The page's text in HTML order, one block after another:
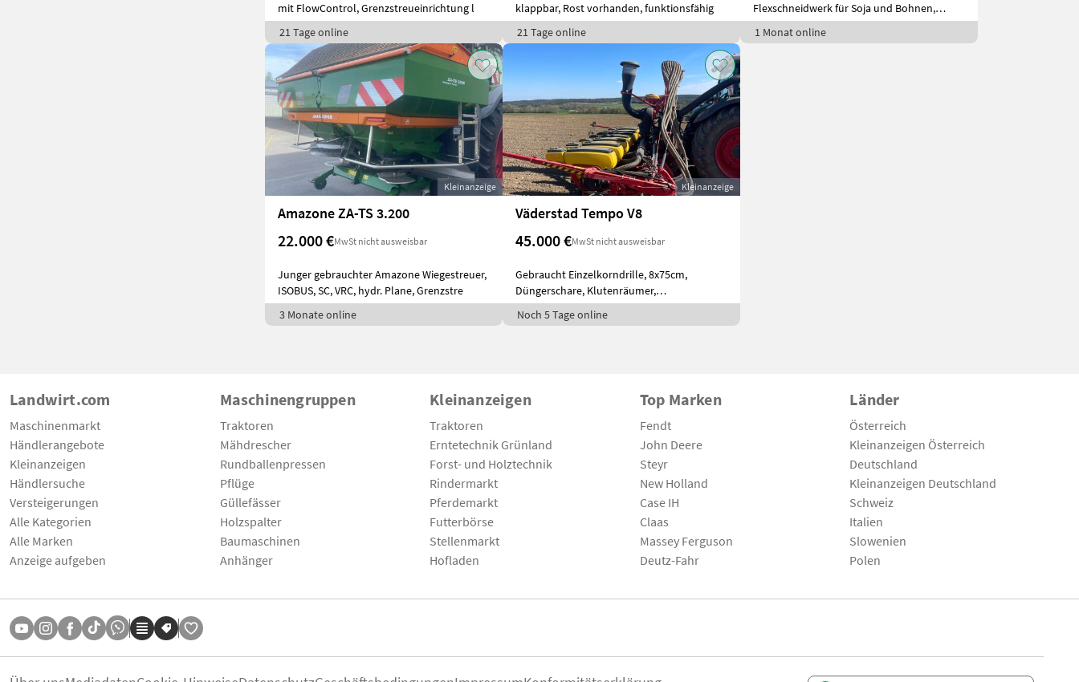
mit FlowControl, Grenzstreueinrichtung l
21 Tage online
klappbar, Rost vorhanden, funktionsfähig
21 Tage online
Flexschneidwerk für Soja und Bohnen,
Klappen ohn
1 Monat online
Kleinanzeige
Amazone ZA-TS 3.200
22.000 €MwSt nicht ausweisbar
Junger gebrauchter Amazone Wiegestreuer,
ISOBUS, SC, VRC, hydr. Plane, Grenzstre
3 Monate online
Kleinanzeige
Väderstad Tempo V8
45.000 €MwSt nicht ausweisbar
Gebraucht Einzelkorndrille, 8x75cm,
Düngerschare, Klutenräumer,
Granulatstreuer,
Noch 5 Tage online
Landwirt.com
Maschinenmarkt
Händlerangebote
Kleinanzeigen
Händlersuche
Versteigerungen
Alle Kategorien
Alle Marken
Anzeige aufgeben
Maschinengruppen
Traktoren
Mähdrescher
Rundballenpressen
Pflüge
Güllefässer
Holzspalter
Baumaschinen
Anhänger
Kleinanzeigen
Traktoren
Erntetechnik Grünland
Forst- und Holztechnik
Rindermarkt
Pferdemarkt
Futterbörse
Stellenmarkt
Hofladen
Top Marken
Fendt
John Deere
Steyr
New Holland
Case IH
Claas
Massey Ferguson
Deutz-Fahr
Länder
Österreich
Kleinanzeigen Österreich
Deutschland
Kleinanzeigen Deutschland
Schweiz
Italien
Slowenien
Polen